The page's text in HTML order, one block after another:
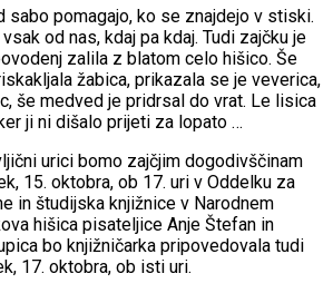
sabo pomagajo, ko se znajdejo v stiski.
od nas, kdaj pa kdaj. Tudi zajčku je
zalila z blatom celo hišico. Še
žabica, prikazala se je veverica,
še medved je pridrsal do vrat. Le lisica
ji ni dišalo prijeti za lopato …
urici bomo zajčjim dogodivščinam
15. oktobra, ob 17. uri v Oddelku za
in študijska knjižnice v Narodnem
hišica pisateljice Anje Štefan in
bo knjižničarka pripovedovala tudi
17. oktobra, ob isti uri.